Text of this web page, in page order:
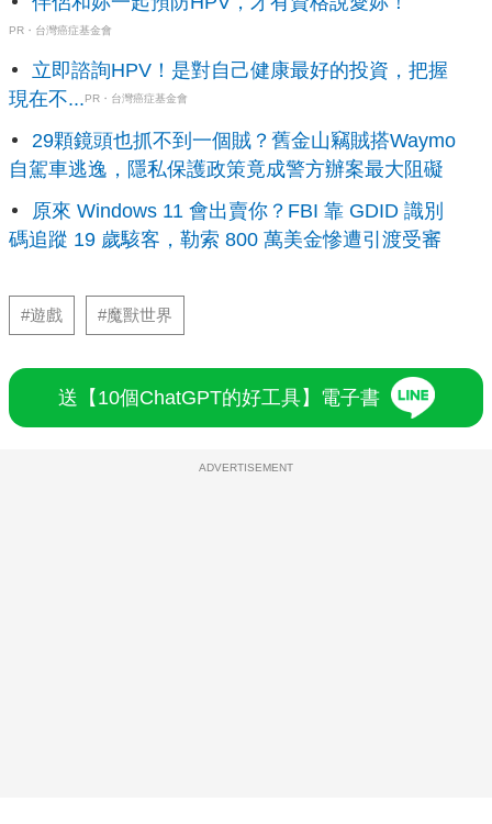
PR・台灣癌症基金會
立即諮詢HPV！是對自己健康最好的投資，把握
現在不...PR・台灣癌症基金會
29顆鏡頭也抓不到一個賊？舊金山竊賊搭Waymo
自駕車逃逸，隱私保護政策竟成警方辦案最大阻礙
原來 Windows 11 會出賣你？FBI 靠 GDID 識別
碼追蹤 19 歲駭客，勒索 800 萬美金慘遭引渡受審
#遊戲 #魔獸世界
送【10個ChatGPT的好工具】電子書
ADVERTISEMENT